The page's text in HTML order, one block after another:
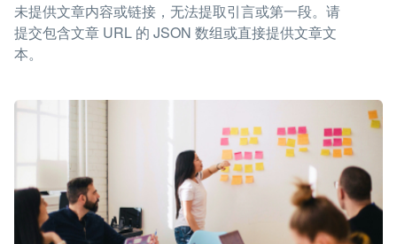
未提供文章内容或链接，无法提取引言或第一段。请
提交包含文章 URL 的 JSON 数组或直接提供文章文
本。